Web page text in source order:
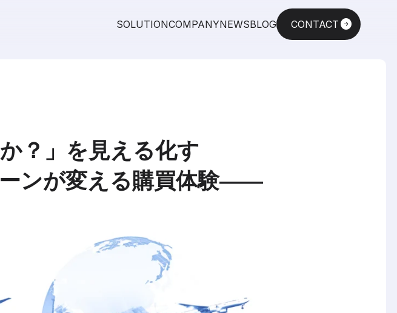
SOLUTIONCOMPANYNEWSBLOG CONTACT arrow_circle_right
？」を見える化す
変える購買体験――